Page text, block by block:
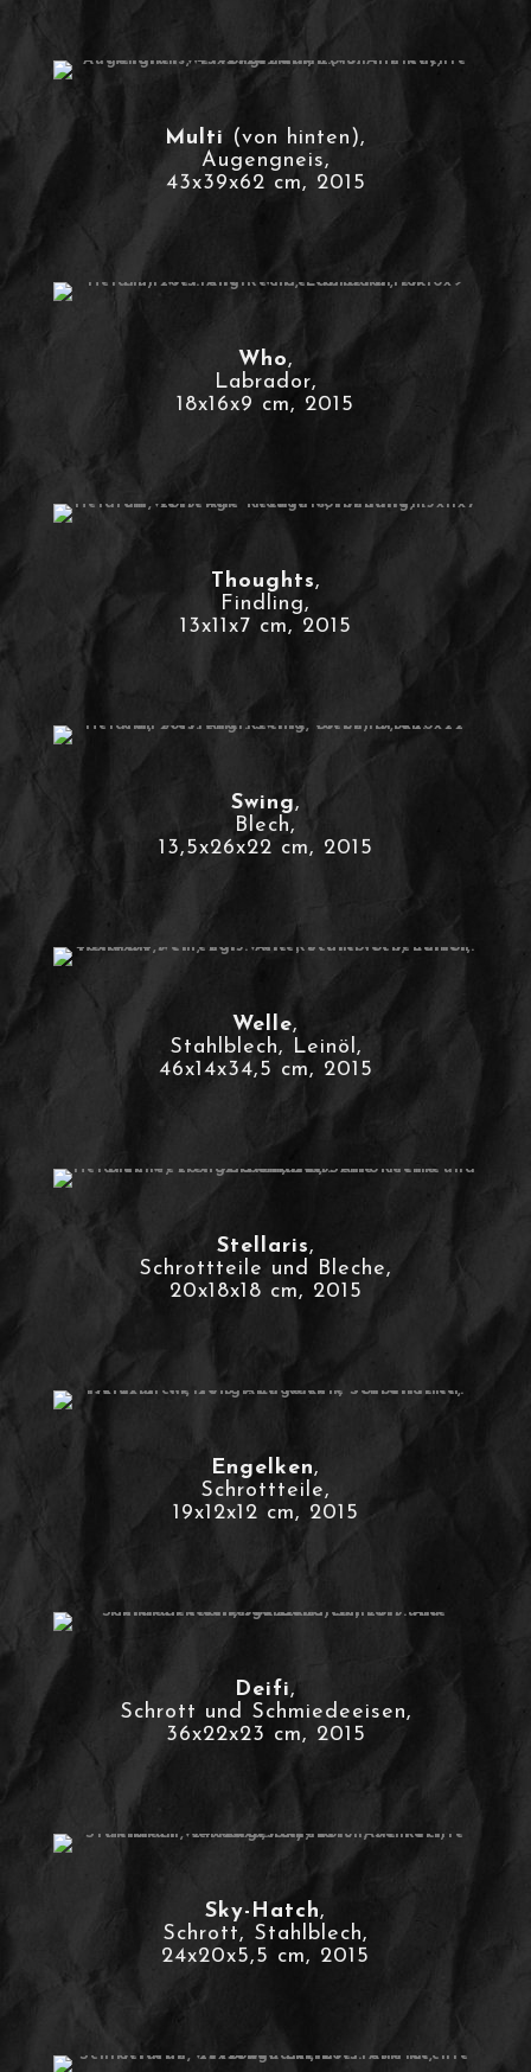
Multi (von hinten),
Augengneis,
43x39x62 cm, 2015
Who,
Labrador,
18x16x9 cm, 2015
Thoughts,
Findling,
13x11x7 cm, 2015
Swing,
Blech,
13,5x26x22 cm, 2015
Welle,
Stahlblech, Leinöl,
46x14x34,5 cm, 2015
Stellaris,
Schrottteile und Bleche,
20x18x18 cm, 2015
Engelken,
Schrottteile,
19x12x12 cm, 2015
Deifi,
Schrott und Schmiedeeisen,
36x22x23 cm, 2015
Sky-Hatch,
Schrott, Stahlblech,
24x20x5,5 cm, 2015